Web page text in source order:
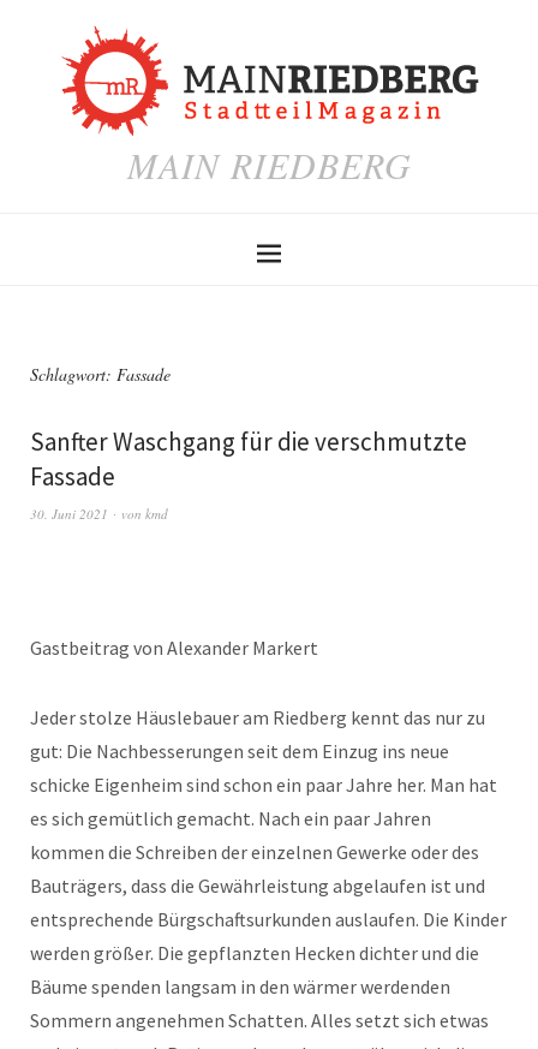
MAIN RIEDBERG
Schlagwort: Fassade
Sanfter Waschgang für die verschmutzte
Fassade
30. Juni 2021 von kmd
Gastbeitrag von Alexander Markert
Jeder stolze Häuslebauer am Riedberg kennt das nur zu
gut: Die Nachbesserungen seit dem Einzug ins neue
schicke Eigenheim sind schon ein paar Jahre her. Man hat
es sich gemütlich gemacht. Nach ein paar Jahren
kommen die Schreiben der einzelnen Gewerke oder des
Bauträgers, dass die Gewährleistung abgelaufen ist und
entsprechende Bürgschaftsurkunden auslaufen. Die Kinder
werden größer. Die gepflanzten Hecken dichter und die
Bäume spenden langsam in den wärmer werdenden
Sommern angenehmen Schatten. Alles setzt sich etwas